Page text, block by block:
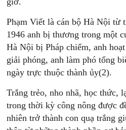
Phạm Viết là cán bộ Hà Nội từ
1946 anh bị thương trong một
Hà Nội bị Pháp chiếm, anh
giải phóng, anh làm phó tổng
ngày trực thuộc thành ủy(2).
Trắng trẻo, nho nhã, học thức,
trong thời kỳ công nông được
nhiên trở thành con quạ trắng